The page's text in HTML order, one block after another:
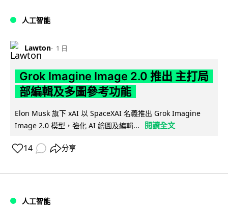
人工智能
Lawton 1 日
Grok Imagine Image 2.0 推出 主打局
部編輯及多圖參考功能
Elon Musk 旗下 xAI 以 SpaceXAI 名義推出 Grok Imagine
Image 2.0 模型，強化 AI 繪圖及編輯...
閱讀全文
14 分享
人工智能